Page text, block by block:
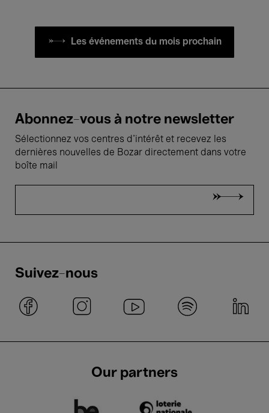
Les événements du mois prochain
Abonnez-vous à notre newsletter
Sélectionnez vos centres d'intérêt et recevez les
dernières nouvelles de Bozar directement dans votre
boîte mail
Suivez-nous
Our partners